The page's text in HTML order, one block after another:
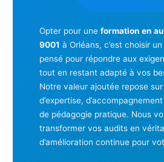
Opter pour une formation en
9001 à Orléans, c’est choisir
pensé pour répondre aux
tout en restant adapté à vos
Notre valeur ajoutée repose
d’expertise,
de pédagogie pratique. Nous
transformer vos audits en
d’amélioration continue pour